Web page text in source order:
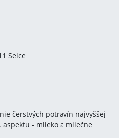
Selce
čerstvých potravín najvyššej
- mlieko a mliečne